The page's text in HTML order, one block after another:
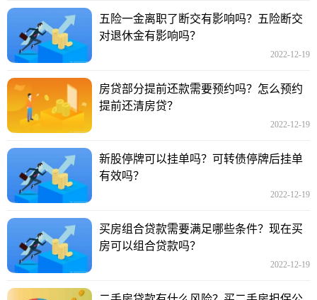
五险一金离职了断交有影响吗？五险断交
对退休金有影响吗？
2022-12-19
房贷部分提前还款需要预约吗？怎么预约
提前还清房贷？
2022-12-19
新股停牌可以挂单吗？可转债停牌后挂单
有效吗？
2022-12-19
买房组合贷款需要满足哪些条件？现在买
房可以组合贷款吗？
2022-12-19